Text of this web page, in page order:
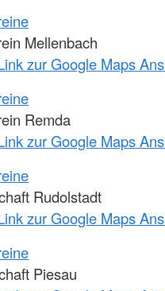
Mellenbach
zur Google Maps
Remda
zur Google Maps
Rudolstadt
zur Google Maps
Piesau